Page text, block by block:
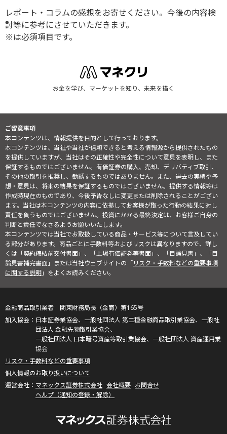
レポート・コラムの感想をお寄せください。今後の内容検
討等に参考にさせていただきます。
※は必須項目です。
お金を学び、マーケットを知り、未来を描く
ご留意事項
本コンテンツは、情報提供を目的として行っております。
本コンテンツは、当社や当社が信頼できると考える情報源から提供されたもの
を提供していますが、当社はその正確性や完全性について意見を表明し、また
保証するものではございません。有価証券の購入、売却、デリバティブ取引、
その他の取引を推奨し、勧誘するものではありません。また、過去の実績や予
想・意見は、将来の結果を保証するものではございません。提供する情報等は
作成時現在のものであり、今後予告なしに変更または削除されることがござい
ます。当社は本コンテンツの内容に依拠してお客様が取った行動の結果に対し
責任を負うものではございません。投資にかかる最終決定は、お客様ご自身の
判断と責任でなさるようお願いいたします。
本コンテンツでは当社でお取扱している商品・サービス等について言及してい
る部分があります。商品ごとに手数料等およびリスクは異なりますので、詳し
くは「契約締結前交付書面」、「上場有価証券等書面」、「目論見書」、「目
論見書補完書面」または当社ウェブサイトの「リスク・手数料などの重要事項
に関する説明」をよくお読みください。
金融商品取引業者 関東財務局長（金商）第165号
日本証券業協会、一般社団法人 第二種金融商品取引業協会、一般社
団法人 金融先物取引業協会、
一般社団法人 日本暗号資産等取引業協会、一般社団法人 資産運用業
協会
リスク・手数料などの重要事項
個人情報のお取り扱いについて
マネックス証券株式会社 会社概要 お問合せ
ヘルプ（通知の登録・解除）